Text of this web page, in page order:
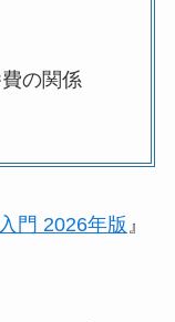
の関係
門 2026年版 』